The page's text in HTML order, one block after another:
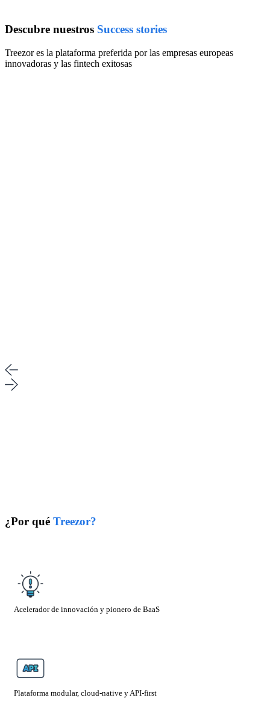
Descubre nuestros Success stories
Treezor es la plataforma preferida por las empresas europeas
innovadoras y las fintech exitosas
¿Por qué Treezor?
Acelerador de innovación y pionero de BaaS
Plataforma modular, cloud-native y API-first